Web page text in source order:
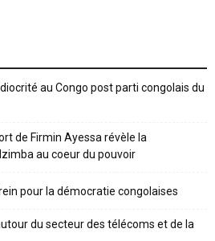
au Congo post parti congolais du
de Firmin Ayessa révèle la
au coeur du pouvoir
pour la démocratie congolaises
du secteur des télécoms et de la